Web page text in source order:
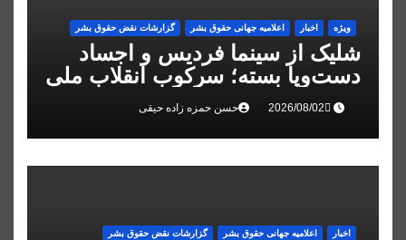
ویژه اخبار اعلاميه جهانی حقوق بشر گزارشات نقض حقوق بشر
شلیک از سینما فردیس و اجساد
دست‌وپا بسته؛ سرکوب انقلاب ملی
در البرز
حسن حمزه زاده حیقی
اخبار اعلاميه جهانی حقوق بشر گزارشات نقض حقوق بشر